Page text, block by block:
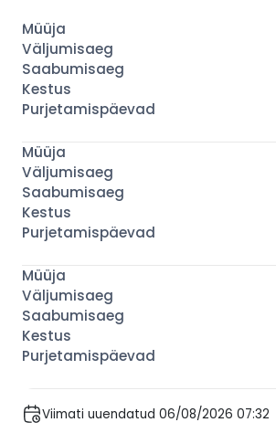
Viimati uuendatud 06/08/2026 07:32